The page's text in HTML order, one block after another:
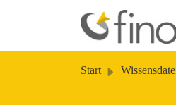
Start Wissensdatenbank